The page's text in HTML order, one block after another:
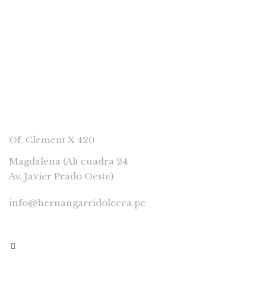
Of. Clement X 420
Magdalena (Alt cuadra 24
Av. Javier Prado Oeste)
info@hernangarridolecca.pe